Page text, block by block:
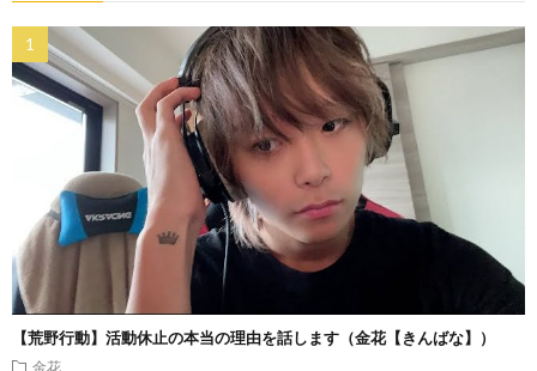
【荒野行動】活動休止の本当の理由を話します（金花【きんばな】）
金花